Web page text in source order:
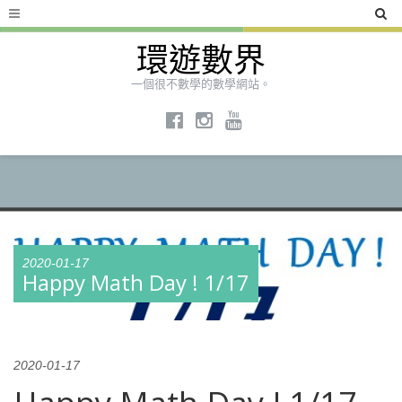
環遊數界
一個很不數學的數學網站。
2020-01-17
Happy Math Day ! 1/17
2020-01-17